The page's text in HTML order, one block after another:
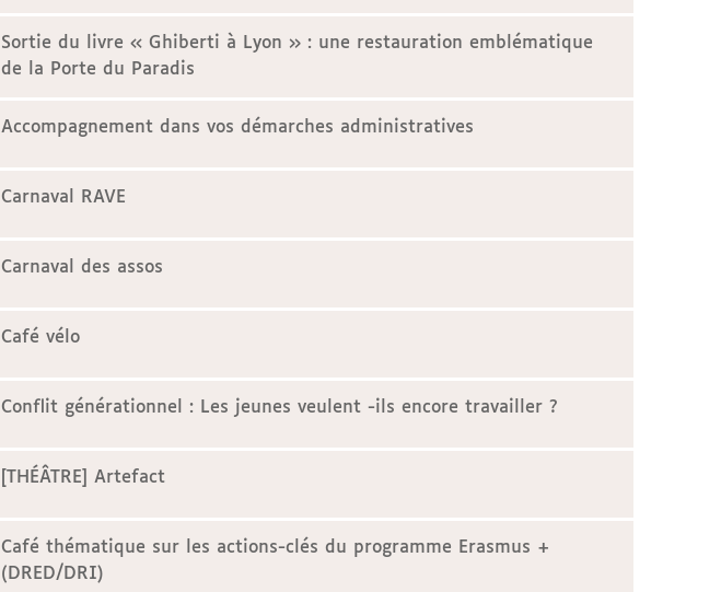
Sortie du livre « Ghiberti à Lyon » : une restauration emblématique
de la Porte du Paradis
Accompagnement dans vos démarches administratives
Carnaval RAVE
Carnaval des assos
Café vélo
Conflit générationnel : Les jeunes veulent -ils encore travailler ?
[THÉÂTRE] Artefact
Café thématique sur les actions-clés du programme Erasmus +
(DRED/DRI)